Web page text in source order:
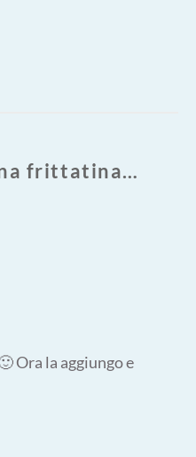
frittatina…
Ora la aggiungo e